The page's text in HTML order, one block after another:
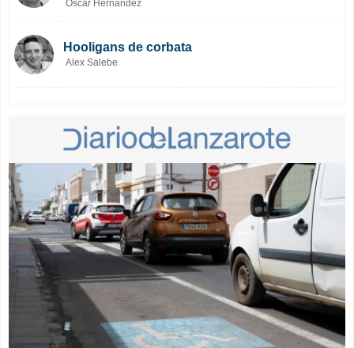
Óscar Hernández
Hooligans de corbata
Alex Salebe